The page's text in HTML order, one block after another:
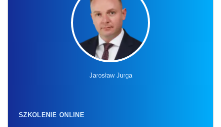
Jarosław Jurga
SZKOLENIE ONLINE